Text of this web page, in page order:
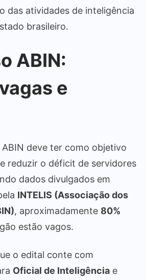
das atividades de inteligência
brasileiro.
ABIN:
e
deve ter como objetivo
reduzir o déficit de servidores
dados divulgados em
INTELIS (Associação dos
, aproximadamente 80%
estão vagos.
o edital conte com
Oficial de Inteligência e